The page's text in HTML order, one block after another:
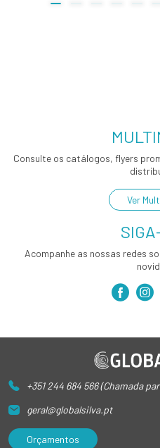
Consulte os catálogos, flyers
Ver
Acompanhe as nossas redes
+351 244 684 566 (Chamada
geral@globalsilva.pt
Orçamentos